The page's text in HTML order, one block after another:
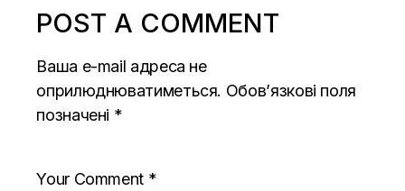
POST A COMMENT
Ваша e-mail адреса не
оприлюднюватиметься. Обов’язкові поля
позначені *